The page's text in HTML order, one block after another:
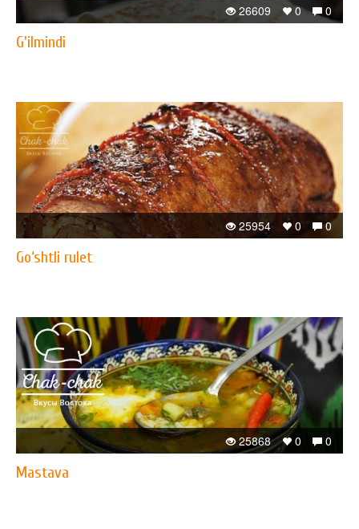
0
0
26609
G'ilmindi
0
0
25954
Go‘shtli rulet
0
0
25868
Mastava